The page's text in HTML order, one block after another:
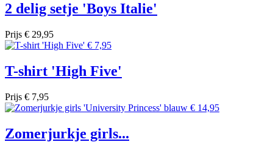
2 delig setje 'Boys Italie'
Prijs € 29,95
T-shirt 'High Five'
Prijs € 7,95
Zomerjurkje girls...